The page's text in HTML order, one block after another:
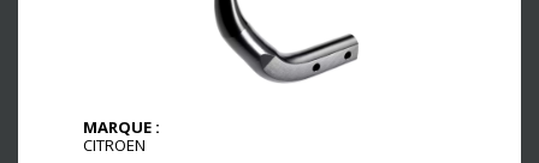
MARQUE :
CITROEN